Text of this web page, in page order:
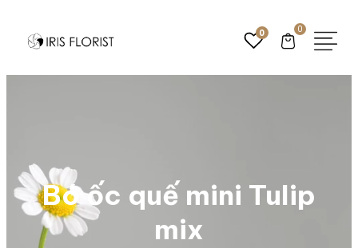
0
0
Bó ốc quế mini Tulip
mix